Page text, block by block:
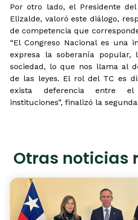
Por otro lado, el Presidente del
Elizalde, valoró este diálogo,
de competencia que
“El Congreso Nacional es una
expresa la soberanía popular,
sociedad, lo que nos llama al
de las leyes. El rol del TC es
exista deferencia entre
instituciones”, finalizó la
Otras noticias